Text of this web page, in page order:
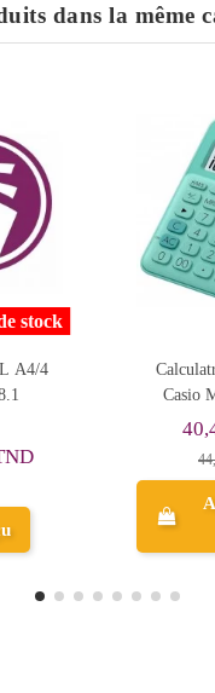
dans la même
GN
Porte-stylo